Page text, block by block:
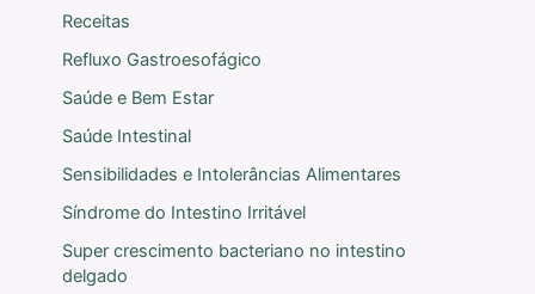
Receitas
Refluxo Gastroesofágico
Saúde e Bem Estar
Saúde Intestinal
Sensibilidades e Intolerâncias Alimentares
Síndrome do Intestino Irritável
Super crescimento bacteriano no intestino
delgado